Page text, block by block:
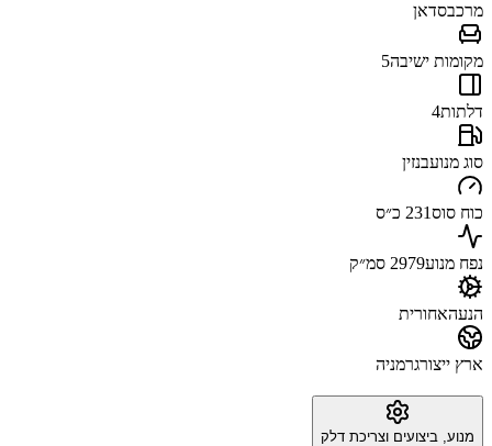
מרכבסדאן
מקומות ישיבה5
דלתות4
סוג מנועבנזין
כוח סוס231 כ״ס
נפח מנוע2979 סמ״ק
הנעהאחורית
ארץ ייצורגרמניה
מנוע, ביצועים וצריכת דלק